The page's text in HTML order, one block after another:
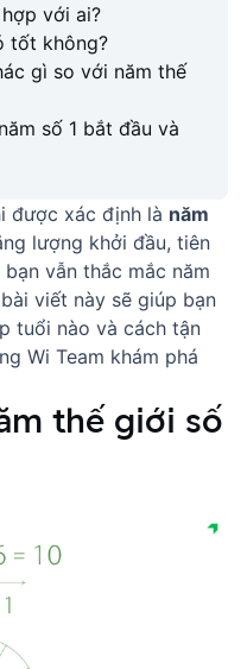
với ai?
tốt không?
gì so với năm thế
số 1 bắt đầu và
được xác định là năm
lượng khởi đầu, tiên
vẫn thắc mắc năm
viết này sẽ giúp bạn
tuổi nào và cách tận
Wi Team khám phá
thế giới số